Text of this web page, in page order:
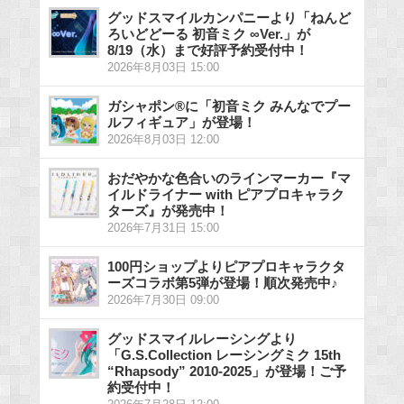
グッドスマイルカンパニーより「ねんど
ろいどどーる 初音ミク ∞Ver.」が
8/19（水）まで好評予約受付中！
2026年8月03日 15:00
ガシャポン®に「初音ミク みんなでプー
ルフィギュア」が登場！
2026年8月03日 12:00
おだやかな色合いのラインマーカー『マ
イルドライナー with ピアプロキャラク
ターズ』が発売中！
2026年7月31日 15:00
100円ショップよりピアプロキャラクタ
ーズコラボ第5弾が登場！順次発売中♪
2026年7月30日 09:00
グッドスマイルレーシングより
「G.S.Collection レーシングミク 15th
“Rhapsody” 2010-2025」が登場！ご予
約受付中！